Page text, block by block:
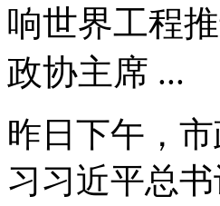
响世界工程
政协主席 ...
昨日下午，
习习近平总